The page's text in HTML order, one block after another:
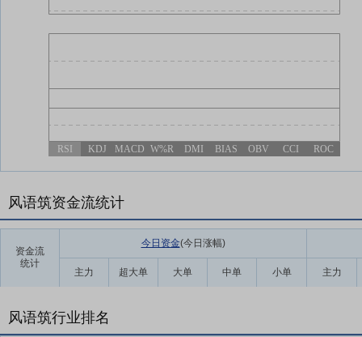
RSI KDJ MACD W%R DMI BIAS OBV CCI ROC
风语筑资金流统计
资金流
统计
今日资金(今日涨幅)
主力 超大单 大单 中单 小单 主力
风语筑行业排名